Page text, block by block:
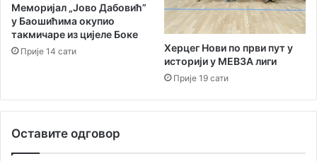
Меморијал „Јово Дабовић”
у Баошићима окупио
такмичаре из цијеле Боке
Прије 14 сати
Херцег Нови по први пут у
историји у МЕВЗА лиги
Прије 19 сати
Оставите одговор